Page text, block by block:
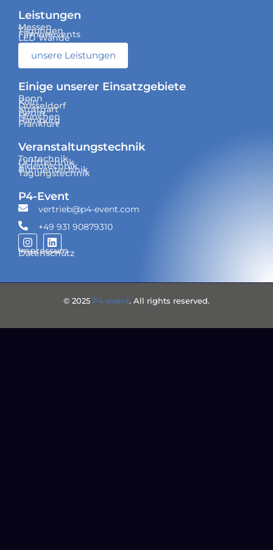
Leistungen
Messen
Tagungen
Firmenevents
LED Wände
unsere Leistungen
Einige unserer Einsatzgebiete
Bonn
Köln
Düsseldorf
Stuttgart
Berlin
München
Hamburg
Frankfurt
Veranstaltungs­technik
Tontechnik
Lichttechnik
Videotechnik
Bühnentechnik
Tagungstechnik
P4-Event
vertrieb@p4-event.com
+49 931 90879310
Impressum
Datenschutz
© 2025 P4-event. All rights reserved.